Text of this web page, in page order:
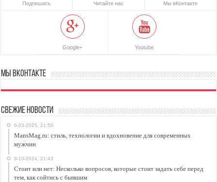
Подпишись Читайте нас Мы вКонтакте
Google+ Youtube
Мы ВКонтакте
Свежие новости
6-03-2025, 21:50
MansMag.ru: стиль, технологии и вдохновение для современных
мужчин
9-10-2024, 21:43
Стоит или нет: Несколько вопросов, которые стоит задать себе перед
тем, как сойтись с бывшим